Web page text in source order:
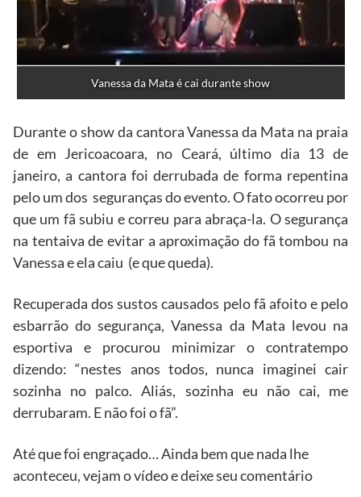
Vanessa da Mata é cai durante show
Durante o show da cantora Vanessa da Mata na praia
de em Jericoacoara, no Ceará, último dia 13 de
janeiro, a cantora foi derrubada de forma repentina
pelo um dos seguranças do evento. O fato ocorreu por
que um fã subiu e correu para abraça-la. O segurança
na tentaiva de evitar a aproximação do fã tombou na
Vanessa e ela caiu (e que queda).
Recuperada dos sustos causados pelo fã afoito e pelo
esbarrão do segurança, Vanessa da Mata levou na
esportiva e procurou minimizar o contratempo
dizendo: “nestes anos todos, nunca imaginei cair
sozinha no palco. Aliás, sozinha eu não cai, me
derrubaram. E não foi o fã”.
Até que foi engraçado… Ainda bem que nada lhe
aconteceu, vejam o vídeo e deixe seu comentário